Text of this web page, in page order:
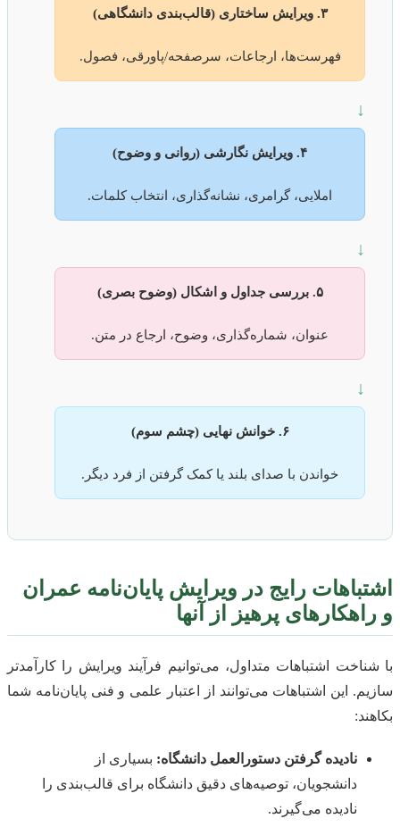
۳. ویرایش ساختاری (قالب‌بندی دانشگاهی)
فهرست‌ها، ارجاعات، سرصفحه/پاورقی، فصول.
↓
۴. ویرایش نگارشی (روانی و وضوح)
املایی، گرامری، نشانه‌گذاری، انتخاب کلمات.
↓
۵. بررسی جداول و اشکال (وضوح بصری)
عنوان، شماره‌گذاری، وضوح، ارجاع در متن.
↓
۶. خوانش نهایی (چشم سوم)
خواندن با صدای بلند یا کمک گرفتن از فرد دیگر.
اشتباهات رایج در ویرایش پایان‌نامه عمران
و راهکارهای پرهیز از آنها
با شناخت اشتباهات متداول، می‌توانیم فرآیند ویرایش را کارآمدتر
سازیم. این اشتباهات می‌توانند از اعتبار علمی و فنی پایان‌نامه شما
بکاهند:
نادیده گرفتن دستورالعمل دانشگاه: بسیاری از
دانشجویان، توصیه‌های دقیق دانشگاه برای قالب‌بندی را
نادیده می‌گیرند.